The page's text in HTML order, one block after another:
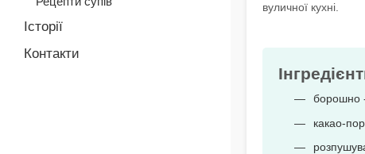
вуличної кухні.
борошно
какао-
Історії
Контакти